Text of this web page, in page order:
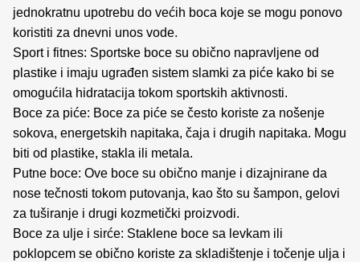
jednokratnu upotrebu do većih boca koje se mogu ponovo
koristiti za dnevni unos vode.
Sport i fitnes: Sportske boce su obično napravljene od
plastike i imaju ugrađen sistem slamki za piće kako bi se
omogućila hidratacija tokom sportskih aktivnosti.
Boce za piće: Boce za piće se često koriste za nošenje
sokova, energetskih napitaka, čaja i drugih napitaka. Mogu
biti od plastike, stakla ili metala.
Putne boce: Ove boce su obično manje i dizajnirane da
nose tečnosti tokom putovanja, kao što su šampon, gelovi
za tuširanje i drugi kozmetički proizvodi.
Boce za ulje i sirće: Staklene boce sa levkam ili
poklopcem se obično koriste za skladištenje i točenje ulja i